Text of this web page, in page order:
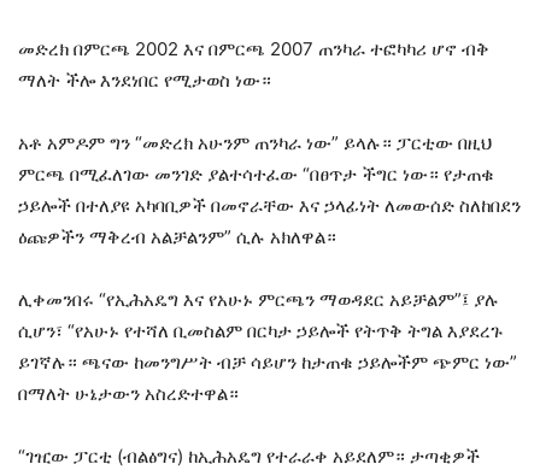
መድረክ በምርጫ 2002 እና በምርጫ 2007 ጠንካራ ተፎካካሪ ሆኖ ብቅ
ማለት ችሎ እንደነበር የሚታወስ ነው።
አቶ አምዶም ግን “መድረክ አሁንም ጠንካራ ነው” ይላሉ። ፓርቲው በዚህ
ምርጫ በሚፈለገው መንገድ ያልተሳተፈው “በፀጥታ ችግር ነው። የታጠቁ
ኃይሎች በተለያዩ አካባቢዎች በመኖራቸው እና ኃላፊነት ለመውሰድ ስለከበደን
ዕጩዎችን ማቅረብ አልቻልንም” ሲሉ አክለዋል።
ሊቀመንበሩ “የኢሕአዴግ እና የአሁኑ ምርጫን ማወዳደር አይቻልም”፤ ያሉ
ሲሆን፣ “የአሁኑ የተሻለ ቢመስልም በርካታ ኃይሎች የትጥቅ ትግል እያደረጉ
ይገኛሉ። ጫናው ከመንግሥት ብቻ ሳይሆን ከታጠቁ ኃይሎችም ጭምር ነው”
በማለት ሁኔታውን አስረድተዋል።
“ገዢው ፓርቲ (ብልፅግና) ከኢሕአዴግ የተራራቀ አይደለም። ታጣቂዎች